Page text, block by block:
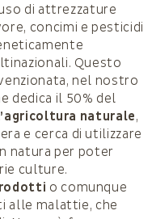
di attrezzature
concimi e pesticidi
Questo
nel nostro
dedica il 50% del
naturale,
e cerca di utilizzare
natura per poter
culture.
o comunque
alle malattie, che